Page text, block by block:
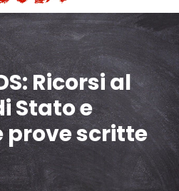
Ricorsi al
Stato e
prove scritte